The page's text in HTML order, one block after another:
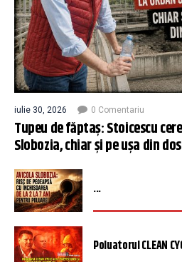
iulie 30, 2026 0 Comentariu
Tupeu de făptaș: Stoicescu
Slobozia, chiar și pe ușa din
...
Poluatorul CLEAN